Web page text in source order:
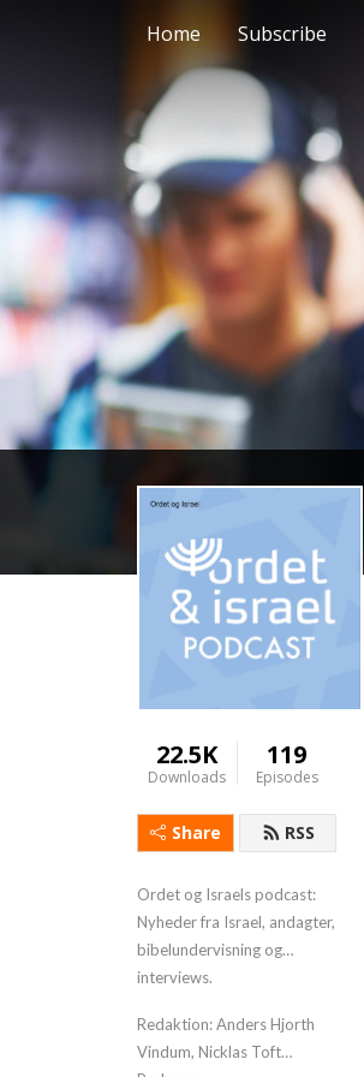
Home Subscribe
22.5K
Downloads
119
Episodes
Share RSS
Ordet og Israels podcast:
Nyheder fra Israel, andagter,
bibelundervisning og
interviews.
Redaktion: Anders Hjorth
Vindum, Nicklas Toft